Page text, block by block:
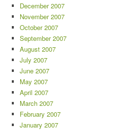
December 2007
November 2007
October 2007
September 2007
August 2007
July 2007
June 2007
May 2007
April 2007
March 2007
February 2007
January 2007